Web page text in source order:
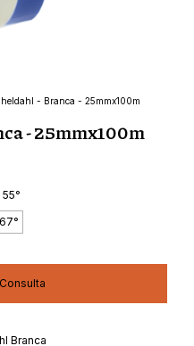
- Branca - 25mmx100m
- 25mmx100m
55°
67°
Branca